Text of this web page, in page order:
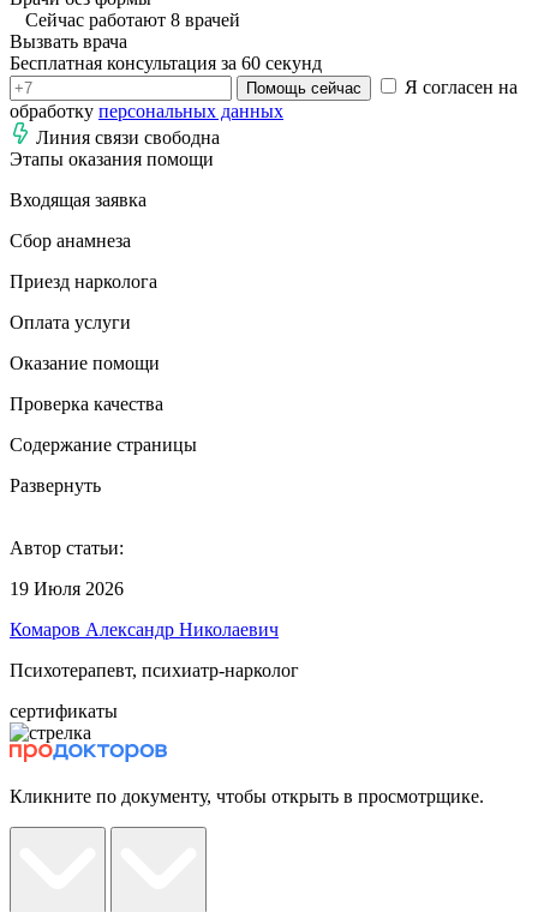
Сейчас работают 8 врачей
Вызвать врача
Бесплатная консультация за 60 секунд
Помощь сейчас
Я согласен на
обработку персональных данных
Линия связи свободна
Этапы оказания помощи
Входящая заявка
Сбор анамнеза
Приезд нарколога
Оплата услуги
Оказание помощи
Проверка качества
Содержание страницы
Развернуть
Автор статьи:
19 Июля 2026
Комаров Александр Николаевич
Психотерапевт, психиатр-нарколог
сертификаты
Кликните по документу, чтобы открыть в просмотрщике.